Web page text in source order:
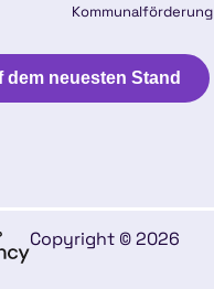
Kommunalförderung
dem neuesten Stand
Copyright © 2026